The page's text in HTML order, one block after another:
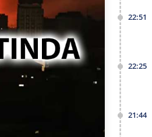
22:51
22:25
21:44